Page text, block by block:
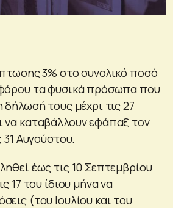
3% στο συνολικό ποσό
τα φυσικά πρόσωπα που
τους μέχρι τις 27
να καταβάλλουν εφάπαξ τον
31 Αυγούστου.
έως τις 10 Σεπτεμβρίου
17 του ίδιου μήνα να
(του Ιουλίου και του